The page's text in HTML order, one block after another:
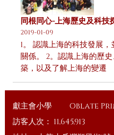
同根同心-上海歷史及科技
2019-01-09
1。 認識上海的科技發展
關係。 2。認識上海的歷
築，以及了解上海的變遷
獻主會小學
Oblate
訪客人次： 11,645,913